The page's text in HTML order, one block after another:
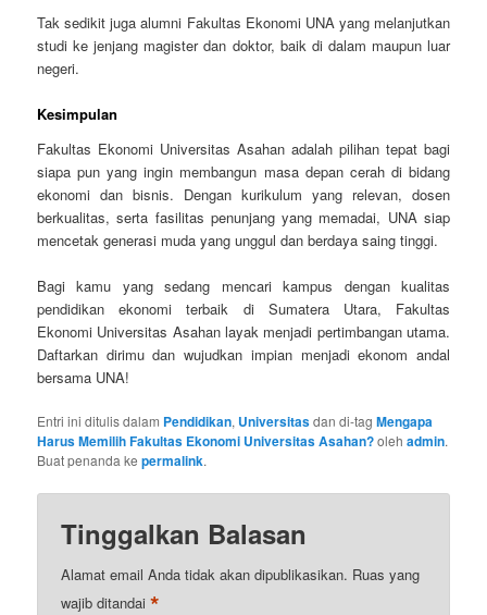
Tak sedikit juga alumni Fakultas Ekonomi UNA yang melanjutkan
studi ke jenjang magister dan doktor, baik di dalam maupun luar
negeri.
Kesimpulan
Fakultas Ekonomi Universitas Asahan adalah pilihan tepat bagi
siapa pun yang ingin membangun masa depan cerah di bidang
ekonomi dan bisnis. Dengan kurikulum yang relevan, dosen
berkualitas, serta fasilitas penunjang yang memadai, UNA siap
mencetak generasi muda yang unggul dan berdaya saing tinggi.
Bagi kamu yang sedang mencari kampus dengan kualitas
pendidikan ekonomi terbaik di Sumatera Utara, Fakultas
Ekonomi Universitas Asahan layak menjadi pertimbangan utama.
Daftarkan dirimu dan wujudkan impian menjadi ekonom andal
bersama UNA!
Entri ini ditulis dalam Pendidikan, Universitasdan di-tagMengapa
Harus Memilih Fakultas Ekonomi Universitas Asahan?olehadmin.
Buat penanda kepermalink.
Tinggalkan Balasan
Alamat email Anda tidak akan dipublikasikan. Ruas yang
wajib ditandai*